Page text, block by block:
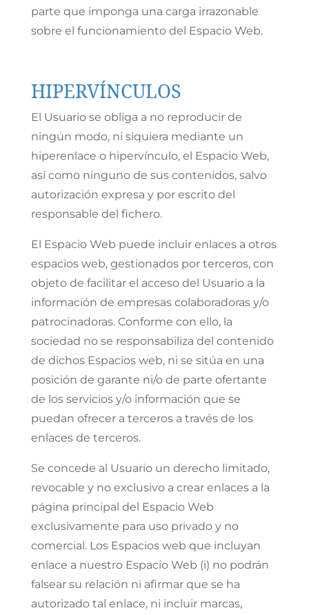
parte que imponga una carga irrazonable
sobre el funcionamiento del Espacio Web.
HIPERVÍNCULOS
El Usuario se obliga a no reproducir de
ningún modo, ni siquiera mediante un
hiperenlace o hipervínculo, el Espacio Web,
así como ninguno de sus contenidos, salvo
autorización expresa y por escrito del
responsable del fichero.
El Espacio Web puede incluir enlaces a otros
espacios web, gestionados por terceros, con
objeto de facilitar el acceso del Usuario a la
información de empresas colaboradoras y/o
patrocinadoras. Conforme con ello, la
sociedad no se responsabiliza del contenido
de dichos Espacios web, ni se sitúa en una
posición de garante ni/o de parte ofertante
de los servicios y/o información que se
puedan ofrecer a terceros a través de los
enlaces de terceros.
Se concede al Usuario un derecho limitado,
revocable y no exclusivo a crear enlaces a la
página principal del Espacio Web
exclusivamente para uso privado y no
comercial. Los Espacios web que incluyan
enlace a nuestro Espacio Web (i) no podrán
falsear su relación ni afirmar que se ha
autorizado tal enlace, ni incluir marcas,